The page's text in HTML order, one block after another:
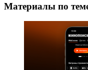
Материалы по